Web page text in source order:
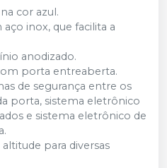
cor azul.
inox, que facilita a
anodizado.
porta entreaberta.
de segurança entre os
porta, sistema eletrônico
e sistema eletrônico de
para diversas